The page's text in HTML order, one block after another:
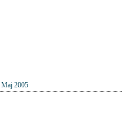
Maj 2005